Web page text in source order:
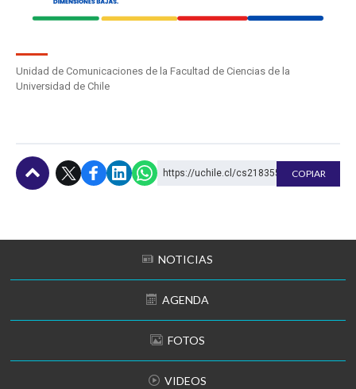
Unidad de Comunicaciones de la Facultad de Ciencias de la
Universidad de Chile
https://uchile.cl/cs218355 COPIAR
NOTICIAS
AGENDA
FOTOS
VIDEOS